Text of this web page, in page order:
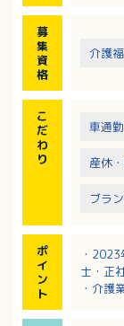
募
集
資
格
介護
こ
だ
わ
り
車通
産休
ブラ
ポ
イ
ン
ト
・
士・正
・介護